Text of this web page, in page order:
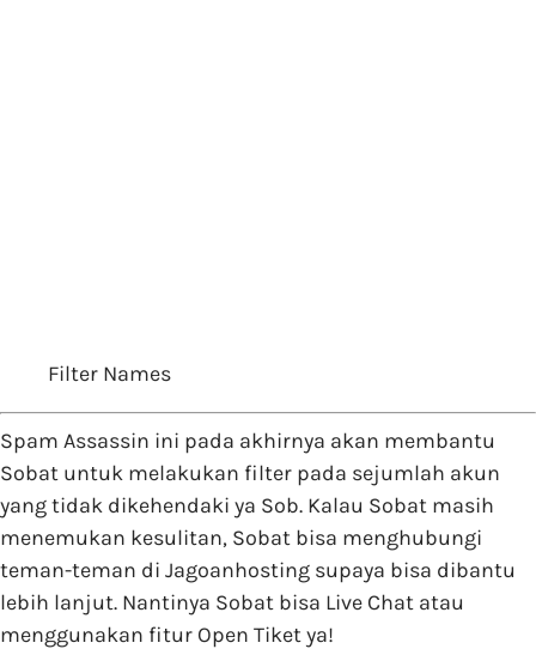
Filter Names
Spam Assassin ini pada akhirnya akan membantu
Sobat untuk melakukan filter pada sejumlah akun
yang tidak dikehendaki ya Sob. Kalau Sobat masih
menemukan kesulitan, Sobat bisa menghubungi
teman-teman di Jagoanhosting supaya bisa dibantu
lebih lanjut. Nantinya Sobat bisa Live Chat atau
menggunakan fitur Open Tiket ya!